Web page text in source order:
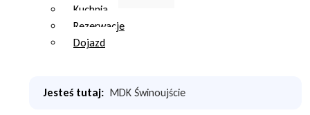
Kuchnia
Rezerwacje
Dojazd
Jesteś tutaj: MDK Świnoujście